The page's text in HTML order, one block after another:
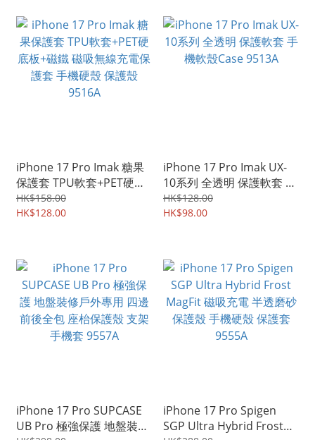
iPhone 17 Pro Imak 糖果
保護套 TPU軟套+PET硬底
板+磁鐵 磁吸無線充電保護
套 手機硬殼 保護殼 9516A
HK$158.00
HK$128.00
iPhone 17 Pro Imak UX-
10系列 全透明 保護軟套 手
機軟殼Case 9513A
HK$128.00
HK$98.00
iPhone 17 Pro SUPCASE
UB Pro 極強保護 地盤裝修
iPhone 17 Pro Spigen
SGP Ultra Hybrid Frost